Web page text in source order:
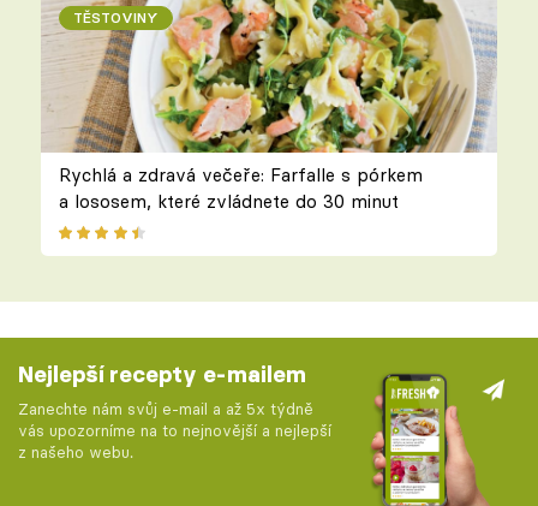
TĚSTOVINY
Rychlá a zdravá večeře: Farfalle s pórkem
a lososem, které zvládnete do 30 minut
Nejlepší recepty e-mailem
Zanechte nám svůj e-mail a až 5x týdně
vás upozorníme na to nejnovější a nejlepší
z našeho webu.